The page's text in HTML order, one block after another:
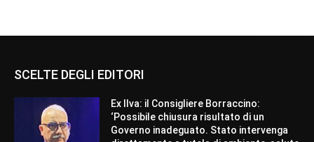
SCELTE DEGLI EDITORI
Ex Ilva: il Consigliere Borraccino:
‘Possibile chiusura risultato di un
Governo inadeguato. Stato intervenga